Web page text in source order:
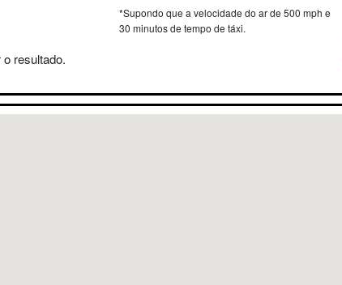
resultado.
*Supondo que a velocidade do ar de 500 mph e
30 minutos de tempo de táxi.